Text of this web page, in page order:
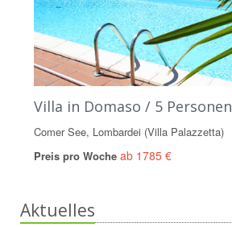
Villa in Domaso / 5 Personen
Comer See, Lombardei (Villa Palazzetta)
Preis pro Woche ab 1785 €
Aktuelles